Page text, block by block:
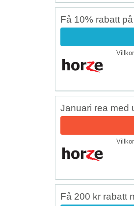
Få 10% rabatt
Januari rea med
Få 200 kr rabatt